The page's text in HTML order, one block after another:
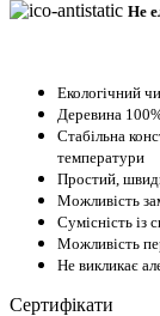
Не
Екологічний
Деревина
Стабільна
температури
Простий,
Можливість
Сумісність із
Можливість
Не викликає
Сертифікати